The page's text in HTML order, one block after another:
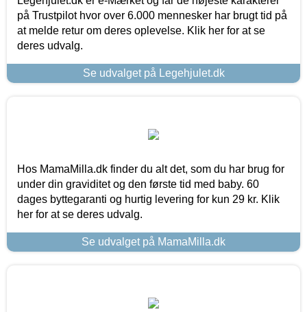
på Trustpilot hvor over 6.000 mennesker har brugt tid på
at melde retur om deres oplevelse. Klik her for at se
deres udvalg.
Se udvalget på Legehjulet.dk
Hos MamaMilla.dk finder du alt det, som du har brug for
under din graviditet og den første tid med baby. 60
dages byttegaranti og hurtig levering for kun 29 kr. Klik
her for at se deres udvalg.
Se udvalget på MamaMilla.dk